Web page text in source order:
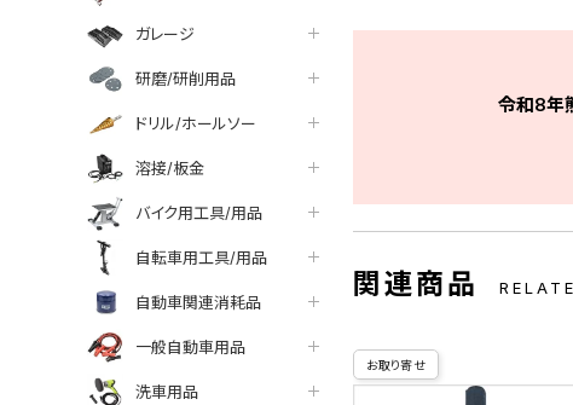
ガレージ
研磨/研削用品
ドリル/ホールソー
溶接/板金
バイク用工具/用品
自転車用工具/用品
自動車関連消耗品
一般自動車用品
洗車用品
令和8年
関連商品
お取り寄せ